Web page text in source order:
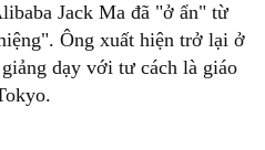
Jack Ma đã "ở ẩn" từ
Ông xuất hiện trở lại ở
dạy với tư cách là giáo